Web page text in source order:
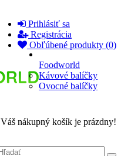
Prihlásiť sa
Registrácia
Obľúbené produkty (0)
Váš nákupný košík je prázdny!
Foodworld
Kávové balíčky
Ovocné balíčky